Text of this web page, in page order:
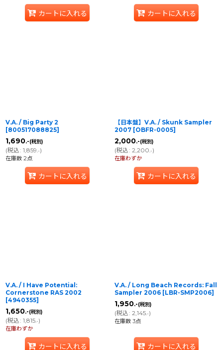
カートに入れる カートに入れる
V.A. / Big Party 2
[800517088825]
1,690.-(税別)
(税込: 1,859.-)
在庫数 2点
カートに入れる
【日本盤】V.A. / Skunk Sampler
2007 [OBFR-0005]
2,000.-(税別)
(税込: 2,200.-)
在庫わずか
カートに入れる
V.A. / I Have Potential:
Cornerstone RAS 2002
[4940355]
1,650.-(税別)
(税込: 1,815.-)
在庫わずか
カートに入れる
V.A. / Long Beach Records: Fall
Sampler 2006 [LBR-SMP2006]
1,950.-(税別)
(税込: 2,145.-)
在庫数 3点
カートに入れる